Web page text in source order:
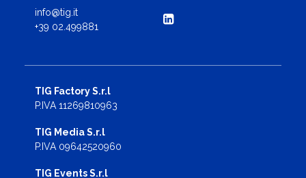
info@tig.it
+39 02.499881
TIG Factory S.r.l
P.IVA 11269810963
TIG Media S.r.l
P.IVA 09642520960
TIG Events S.r.l